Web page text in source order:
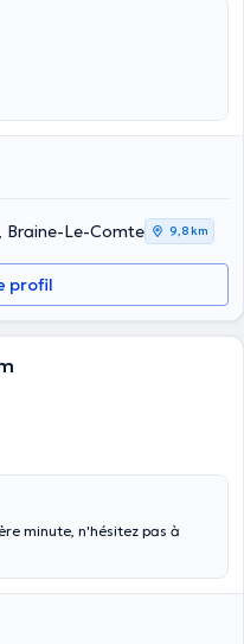
Braine-Le-Comte 9,8 km
profil
minute, n'hésitez pas à